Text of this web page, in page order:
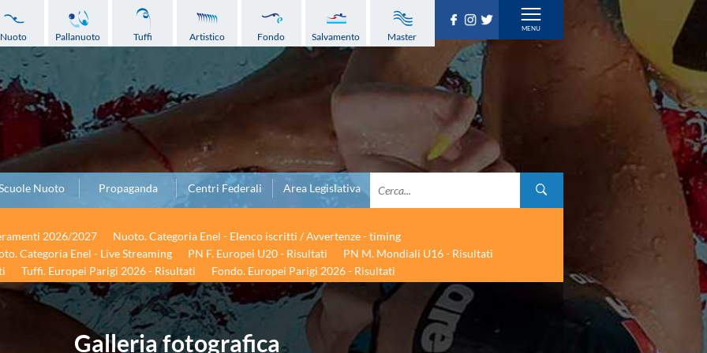
Nuoto Pallanuoto Tuffi Artistico Fondo Salvamento Master
Nuoto Propaganda Centri Federali Area Legislativa
2026/2027
Nuoto. Categoria Enel - Elenco iscritti / Avvertenze - timing
Categoria Enel - Live Streaming PN F. Europei U20 - Risultati
PN M. Mondiali U16 - Risultati
Tuffi. Europei Parigi 2026 - Risultati Fondo. Europei Parigi 2026 - Risultati
Galleria fotografica